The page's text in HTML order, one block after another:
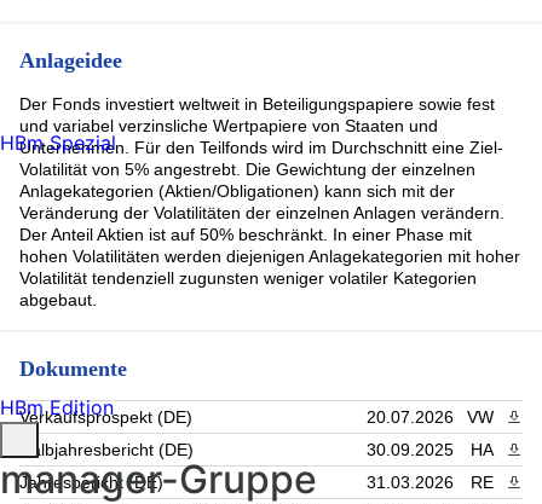
09/10/2037 (0.68%)
European Union (0.62%)
Amazon.com (0.62%)
UK CONV GILT RegS 1.125 01/31/2039 (0.6%)
IBRD 2 3/4 07/26/34 (0.57%)
European Bank Rec. Dev. YC-Medium-Term Notes 2022(32)
(0.57%)
Baden-Württemberg, Land Landessch.v.2024(2030) (0.55%)
Rest (45.63%)
Anlageidee
Der Fonds investiert weltweit in Beteiligungspapiere sowie fest
und variabel verzinsliche Wertpapiere von Staaten und
Unternehmen. Für den Teilfonds wird im Durchschnitt eine Ziel-
Volatilität von 5% angestrebt. Die Gewichtung der einzelnen
Anlagekategorien (Aktien/Obligationen) kann sich mit der
Veränderung der Volatilitäten der einzelnen Anlagen verändern.
Der Anteil Aktien ist auf 50% beschränkt. In einer Phase mit
hohen Volatilitäten werden diejenigen Anlagekategorien mit hoher
Volatilität tendenziell zugunsten weniger volatiler Kategorien
abgebaut.
Dokumente
Verkaufsprospekt (DE) 20.07.2026 VW
Halbjahresbericht (DE)
30.09.2025 HA
Jahresbericht (DE)
31.03.2026 RE
HBm Spezial
HBm Edition
manager-Gruppe